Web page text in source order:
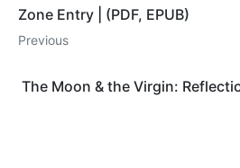
Zone Entry | (PDF, EPUB)
Previous
The Moon & the Virgin: